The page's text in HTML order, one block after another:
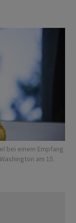
bei einem Empfang
am 15.